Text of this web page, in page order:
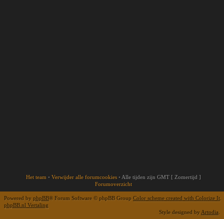
Het team • Verwijder alle forumcookies • Alle tijden zijn GMT [ Zomertijd ]
Forumoverzicht
Powered by phpBB® Forum Software © phpBB Group Color scheme created with Colorize It
phpBB.nl Vertaling
Style designed by Artodia